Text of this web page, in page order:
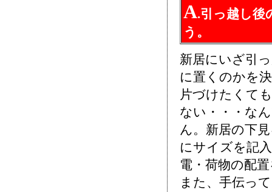
A.引っ越し後
う。
新居にいざ引
に置くのかを
片づけたくて
ない・・・な
ん。新居の下
にサイズを記
電・荷物の配
また、手伝っ